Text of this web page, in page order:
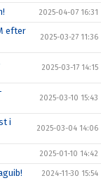
2025-04-07 16:31
efter
2025-03-27 11:36
2025-03-17 14:15
2025-03-10 15:43
i
2025-03-04 14:06
2025-01-10 14:42
2024-11-30 15:54